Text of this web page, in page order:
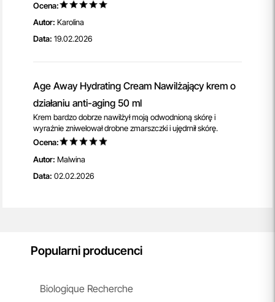
Ocena:
Autor: Karolina
Data: 19.02.2026
Age Away Hydrating Cream Nawilżający krem o
działaniu anti-aging 50 ml
Krem bardzo dobrze nawilżył moją odwodnioną skórę i
wyraźnie zniwelował drobne zmarszczki i ujędrnił skórę.
Ocena:
Autor: Malwina
Data: 02.02.2026
Popularni producenci
Biologique Recherche